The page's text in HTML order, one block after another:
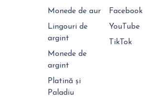
Monede de aur
Lingouri de
argint
Monede de
argint
Platină și
Paladiu
Facebook
YouTube
TikTok